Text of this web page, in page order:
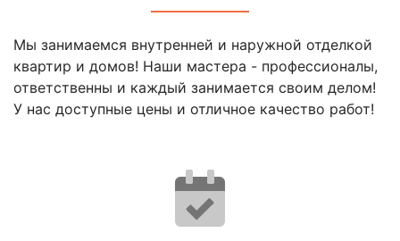
Мы занимаемся внутренней и наружной отделкой
квартир и домов! Наши мастера - профессионалы,
ответственны и каждый занимается своим делом!
У нас доступные цены и отличное качество работ!